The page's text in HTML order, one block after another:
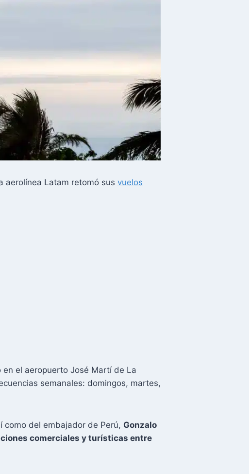
aerolínea Latam retomó sus vuelos
el aeropuerto José Martí de La
semanales: domingos, martes,
como del embajador de Perú, Gonzalo
comerciales y turísticas entre